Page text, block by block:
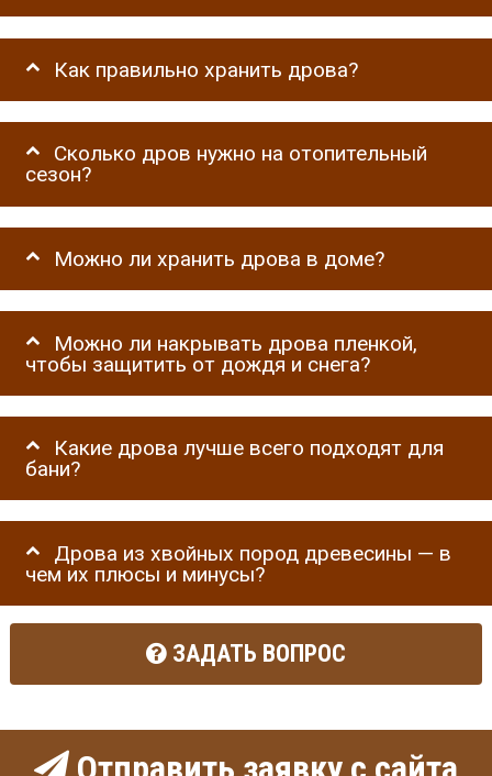
Как правильно хранить дрова?
Сколько дров нужно на отопительный
сезон?
Можно ли хранить дрова в доме?
Можно ли накрывать дрова пленкой,
чтобы защитить от дождя и снега?
Какие дрова лучше всего подходят для
бани?
Дрова из хвойных пород древесины — в
чем их плюсы и минусы?
ЗАДАТЬ ВОПРОС